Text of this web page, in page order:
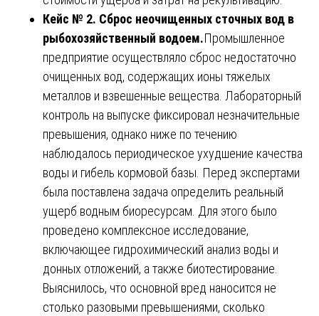
Кейс № 2. Сброс неочищенных сточных вод в
рыбохозяйственный водоем.Промышленное
предприятие осуществляло сброс недостаточно
очищенных вод, содержащих ионы тяжелых
металлов и взвешенные вещества. Лабораторный
контроль на выпуске фиксировал незначительные
превышения, однако ниже по течению
наблюдалось периодическое ухудшение качества
воды и гибель кормовой базы. Перед экспертами
была поставлена задача определить реальный
ущерб водным биоресурсам. Для этого было
проведено комплексное исследование,
включающее гидрохимический анализ воды и
донных отложений, а также биотестирование.
Выяснилось, что основной вред наносится не
столько разовыми превышениями, сколько